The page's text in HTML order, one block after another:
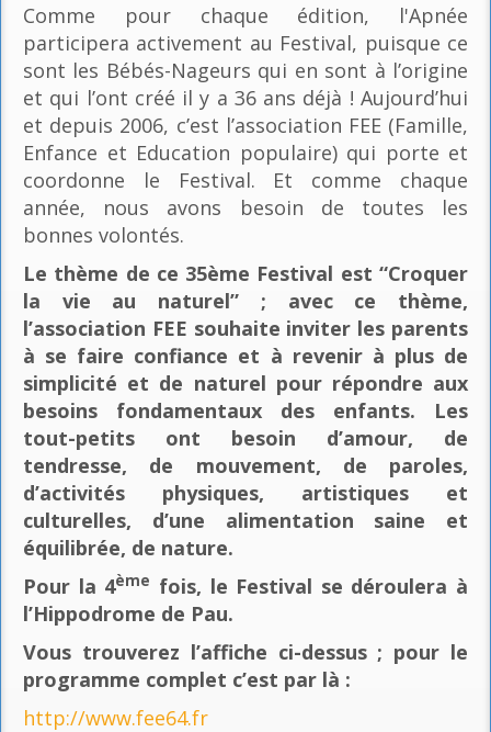
Comme pour chaque édition, l'Apnée
participera activement au Festival, puisque ce
sont les Bébés-Nageurs qui en sont à l’origine
et qui l’ont créé il y a 36 ans déjà ! Aujourd’hui
et depuis 2006, c’est l’association FEE (Famille,
Enfance et Education populaire) qui porte et
coordonne le Festival. Et comme chaque
année, nous avons besoin de toutes les
bonnes volontés.
Le thème de ce 35ème Festival est “Croquer
la vie au naturel” ; avec ce thème,
l’association FEE souhaite inviter les parents
à se faire confiance et à revenir à plus de
simplicité et de naturel pour répondre aux
besoins fondamentaux des enfants. Les
tout-petits ont besoin d’amour, de
tendresse, de mouvement, de paroles,
d’activités physiques, artistiques et
culturelles, d’une alimentation saine et
équilibrée, de nature.
Pour la 4ème fois, le Festival se déroulera à
l’Hippodrome de Pau.
Vous trouverez l’affiche ci-dessus ; pour le
programme complet c’est par là :
http://www.fee64.fr